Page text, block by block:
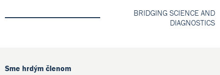
BRIDGING SCIENCE AND
DIAGNOSTICS
Sme hrdým členom